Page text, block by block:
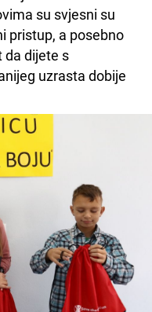
su svjesni su
pristup, a posebno
da dijete s
uzrasta dobije